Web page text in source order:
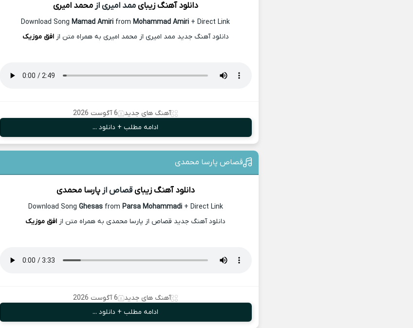
دانلود آهنگ زیبایممد امیری ازمحمد امیری
Download SongMamad Amiri from Mohammad Amiri + Direct Link
دانلود آهنگ جدید ممد امیری از محمد امیری به همراه متن ازافق موزیک
آهنگ های جدید
6 آگوست 2026
ادامه مطلب + دانلود ...
قصاص پارسا محمدی
دانلود آهنگ زیبایقصاص ازپارسا محمدی
Download Song Ghesasfrom Parsa Mohammadi+ Direct Link
دانلود آهنگ جدید قصاص از پارسا محمدی به همراه متن از افق موزیک
آهنگ های جدید
6 آگوست 2026
ادامه مطلب + دانلود ...